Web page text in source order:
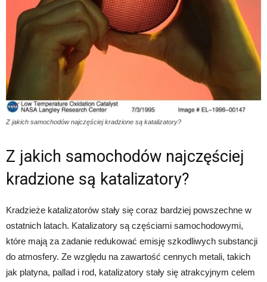
Z jakich samochodów najczęściej kradzione są katalizatory?
Z jakich samochodów najczęściej
kradzione są katalizatory?
Kradzieże katalizatorów stały się coraz bardziej powszechne w
ostatnich latach. Katalizatory są częściami samochodowymi,
które mają za zadanie redukować emisję szkodliwych substancji
do atmosfery. Ze względu na zawartość cennych metali, takich
jak platyna, pallad i rod, katalizatory stały się atrakcyjnym celem